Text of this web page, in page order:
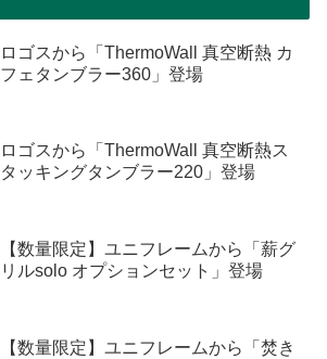
ロゴスから「ThermoWall 真空断熱 カ
フェタンブラー360」登場
ロゴスから「ThermoWall 真空断熱ス
タッキングタンブラー220」登場
【数量限定】ユニフレームから「薪グ
リルsolo オプションセット」登場
【数量限定】ユニフレームから「焚き